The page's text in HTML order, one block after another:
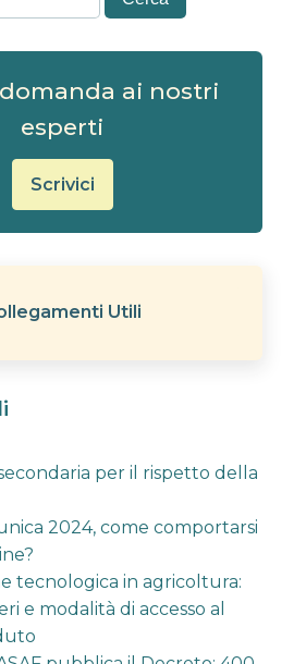
ai nostri
esperti
Scrivici
Utili
per il rispetto della
2024, come comportarsi
tecnologica in agricoltura:
e modalità di accesso al